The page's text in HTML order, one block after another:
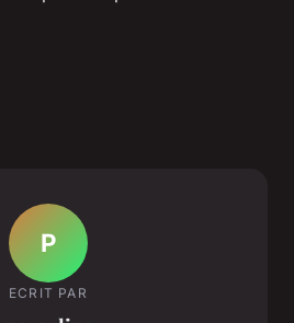
P
ECRIT PAR